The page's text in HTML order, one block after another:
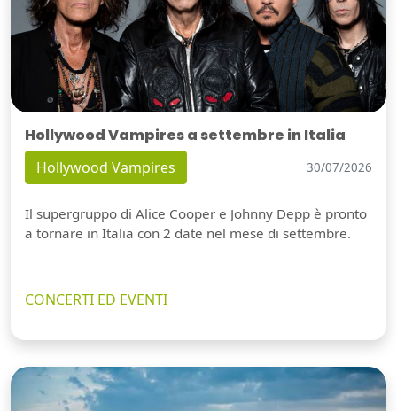
Hollywood Vampires a settembre in Italia
Hollywood Vampires 30/07/2026
Il supergruppo di Alice Cooper e Johnny Depp è pronto
a tornare in Italia con 2 date nel mese di settembre.
CONCERTI ED EVENTI